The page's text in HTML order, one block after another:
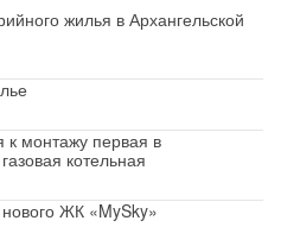
жилья в Архангельской
монтажу первая в
котельная
ЖК «MySky»